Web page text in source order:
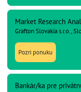
Market Research
Grafton Slovakia s.r.o.,
Pozri ponuku
Bankár/ka pre